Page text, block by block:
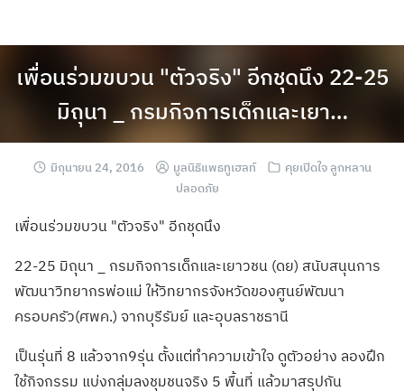
เพื่อนร่วมขบวน "ตัวจริง" อีกชุดนึง 22-25
มิถุนา _ กรมกิจการเด็กและเยา…
มิถุนายน 24, 2016 มูลนิธิแพธทูเฮลท์
คุยเปิดใจ ลูกหลาน
ปลอดภัย
เพื่อนร่วมขบวน "ตัวจริง" อีกชุดนึง
22-25 มิถุนา _ กรมกิจการเด็กและเยาวชน (ดย) สนับสนุนการ
พัฒนาวิทยากรพ่อแม่ ให้วิทยากรจังหวัดของศูนย์พัฒนา
ครอบครัว(ศพค.) จากบุรีรัมย์ และอุบลราชธานี
เป็นรุ่นที่ 8 แล้วจาก9รุ่น ตั้งแต่ทำความเข้าใจ ดูตัวอย่าง ลองฝึก
ใช้กิจกรรม แบ่งกลุ่มลงชุมชนจริง 5 พื้นที่ แล้วมาสรุปกัน